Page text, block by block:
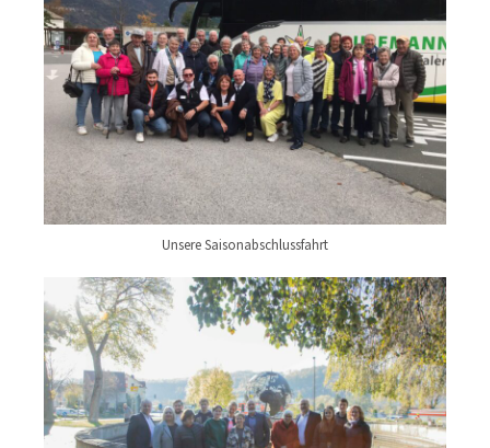
Unsere Saisonabschlussfahrt